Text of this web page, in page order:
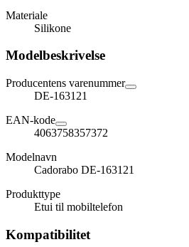
Materiale
Silikone
Modelbeskrivelse
Producentens varenummer
DE-163121
EAN-kode
4063758357372
Modelnavn
Cadorabo DE-163121
Produkttype
Etui til mobiltelefon
Kompatibilitet